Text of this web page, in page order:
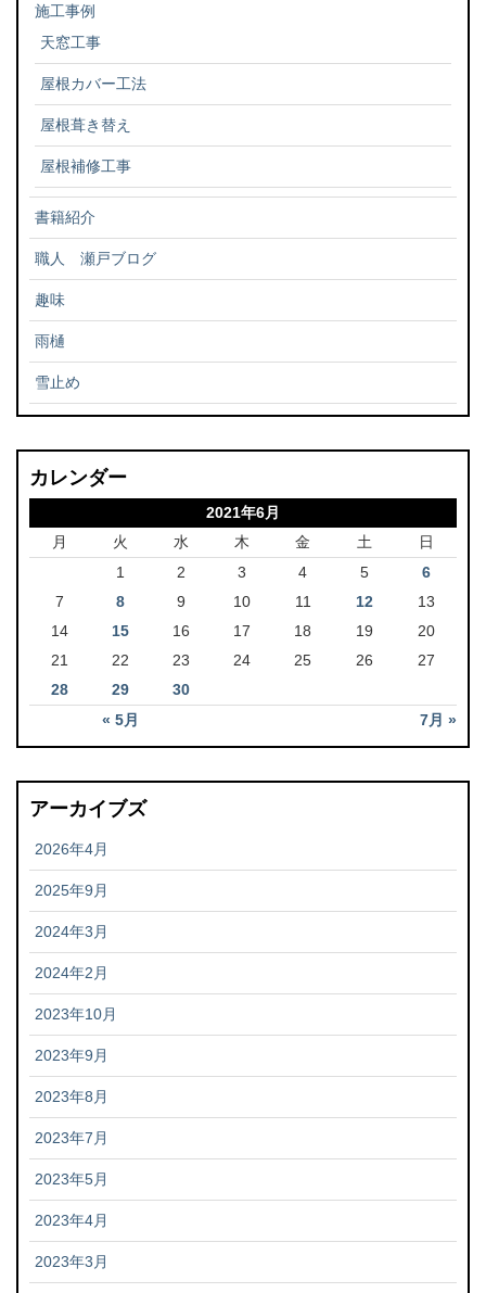
施工事例
天窓工事
屋根カバー工法
屋根葺き替え
屋根補修工事
書籍紹介
職人 瀬戸ブログ
趣味
雨樋
雪止め
カレンダー
2021年6月
月
火 水 木 金 土 日
« 5月 7月 »
1 2 3 4 5
6
7
8 9 10 11 12
13
14
15 16 17 18 19
20
21
22 23 24 25 26
27
28
29 30
アーカイブズ
2026年4月
2025年9月
2024年3月
2024年2月
2023年10月
2023年9月
2023年8月
2023年7月
2023年5月
2023年4月
2023年3月